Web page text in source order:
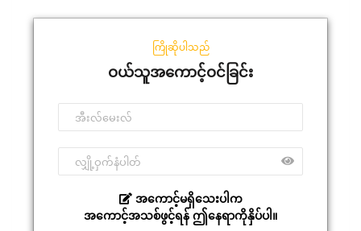
ကြိုဆိုပါသည်
ဝယ်သူအကောင့်ဝင်ခြင်း
အကောင့်မရှိသေးပါက
အကောင့်အသစ်ဖွင့်ရန် ဤနေရာကိုနှိပ်ပါ။